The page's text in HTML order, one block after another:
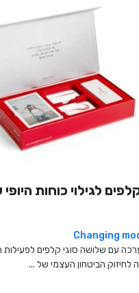
לגילוי כוחות
עם שלושה סוגי קלפים לפעילות
לחיזוק הביטחון העצמי של ...